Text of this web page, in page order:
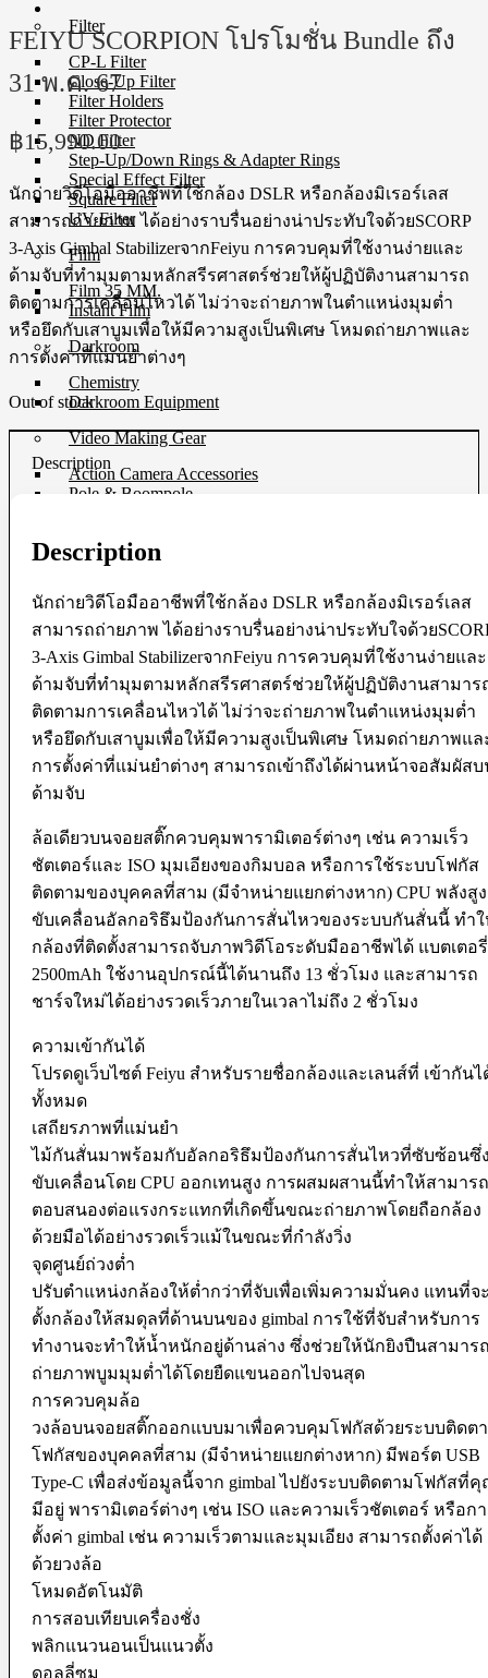
Filter
CP-L Filter
Close-Up Filter
Filter Holders
Filter Protector
ND Filter
Step-Up/Down Rings & Adapter Rings
Special Effect Filter
Square Filter
UV Filter
Film
Film 35 MM.
Instant Film
Darkroom
Chemistry
Darkroom Equipment
Video Making Gear
Action Camera Accessories
Pole & Boompole
Dollies
Drone Accessories
Gimbals & Accessories
Headphone
Live Streaming Device
Matte Boxes & Accessories
MIC Cable
Mic & Audio Adapter
Microphone
Mixer
Parallax
Rigs
Smartphone Clamp
Voice Recorder
Windbuster & Wind Screen
Wireless Microphone
Flash & Light
Continue Light
Flash
Ringlight
Studio Light
Studio House Equipment
Background
Barndoors
Color Gel Filter
Clamp
Copy Stands
Reflectors
Softboxes
Stand
Studio House Accessories
TTL Cords
Trigger
Umbrellas
Bag & Case
Bag Accessories
Bag Compartment
Backpacks
Fit Case
Holster Cases
Lens Case
Pouch Bag
Roller Bag
Rain Protection
Shoulder Bag
Sling Bags
Tote Bag
Wet Bag
Waterproof Bags
Waterproof Cases
Waist Bag
FEIYU SCORPION โปรโมชั่น Bundle ถึง
31 พ.ค. 67
฿15,990.00
นักถ่ายวิดีโอมืออาชีพที่ใช้กล้อง DSLR หรือกล้องมิเรอร์เลส
สามารถถ่ายภาพ ได้อย่างราบรื่นอย่างน่าประทับใจด้วยSCORP
3-Axis Gimbal StabilizerจากFeiyu การควบคุมที่ใช้งานง่ายและ
ด้ามจับที่ทำมุมตามหลักสรีรศาสตร์ช่วยให้ผู้ปฏิบัติงานสามารถ
ติดตามการเคลื่อนไหวได้ ไม่ว่าจะถ่ายภาพในตำแหน่งมุมต่ำ
หรือยึดกับเสาบูมเพื่อให้มีความสูงเป็นพิเศษ โหมดถ่ายภาพและ
การตั้งค่าที่แม่นยำต่างๆ
Out of stock
Description
Description
นักถ่ายวิดีโอมืออาชีพที่ใช้กล้อง DSLR หรือกล้องมิเรอร์เลส
สามารถถ่ายภาพ ได้อย่างราบรื่นอย่างน่าประทับใจด้วย
3-Axis Gimbal StabilizerจากFeiyu การควบคุมที่ใช้งานง่ายและ
ด้ามจับที่ทำมุมตามหลักสรีรศาสตร์ช่วยให้ผู้ปฏิบัติงานสามาร
ติดตามการเคลื่อนไหวได้ ไม่ว่าจะถ่ายภาพในตำแหน่งมุมต่ำ
หรือยึดกับเสาบูมเพื่อให้มีความสูงเป็นพิเศษ โหมดถ่ายภาพแล
การตั้งค่าที่แม่นยำต่างๆ สามารถเข้าถึงได้ผ่านหน้าจอสัมผัส
ด้ามจับ
ล้อเดียวบนจอยสติ๊กควบคุมพารามิเตอร์ต่างๆ เช่น ความเร็ว
ชัตเตอร์และ ISO มุมเอียงของกิมบอล หรือการใช้ระบบโฟกัส
ติดตามของบุคคลที่สาม (มีจำหน่ายแยกต่างหาก) CPU พลังสูง
ขับเคลื่อนอัลกอริธึมป้องกันการสั่นไหวของระบบกันสั่นนี้ ทำ
กล้องที่ติดตั้งสามารถจับภาพวิดีโอระดับมืออาชีพได้ แบตเตอรี่
2500mAh ใช้งานอุปกรณ์นี้ได้นานถึง 13 ชั่วโมง และสามารถ
ชาร์จใหม่ได้อย่างรวดเร็วภายในเวลาไม่ถึง 2 ชั่วโมง
ความเข้ากันได้
โปรดดูเว็บไซต์ Feiyu สำหรับรายชื่อกล้องและเลนส์ที่ เข้ากันไ
ทั้งหมด
เสถียรภาพที่แม่นยำ
ไม้กันสั่นมาพร้อมกับอัลกอริธึมป้องกันการสั่นไหวที่ซับซ้อนซึ่
ขับเคลื่อนโดย CPU ออกเทนสูง การผสมผสานนี้ทำให้สามารถ
ตอบสนองต่อแรงกระแทกที่เกิดขึ้นขณะถ่ายภาพโดยถือกล้อง
ด้วยมือได้อย่างรวดเร็วแม้ในขณะที่กำลังวิ่ง
จุดศูนย์ถ่วงต่ำ
ปรับตำแหน่งกล้องให้ต่ำกว่าที่จับเพื่อเพิ่มความมั่นคง แทนที่จ
ตั้งกล้องให้สมดุลที่ด้านบนของ gimbal การใช้ที่จับสำหรับการ
ทำงานจะทำให้น้ำหนักอยู่ด้านล่าง ซึ่งช่วยให้นักยิงปืนสามาร
ถ่ายภาพบูมมุมต่ำได้โดยยืดแขนออกไปจนสุด
การควบคุมล้อ
วงล้อบนจอยสติ๊กออกแบบมาเพื่อควบคุมโฟกัสด้วยระบบติดต
โฟกัสของบุคคลที่สาม (มีจำหน่ายแยกต่างหาก) มีพอร์ต USB
Type-C เพื่อส่งข้อมูลนี้จาก gimbal ไปยังระบบติดตามโฟกัสที่
มีอยู่ พารามิเตอร์ต่างๆ เช่น ISO และความเร็วชัตเตอร์ หรือก
ตั้งค่า gimbal เช่น ความเร็วตามและมุมเอียง สามารถตั้งค่าได้
ด้วยวงล้อ
โหมดอัตโนมัติ
การสอบเทียบเครื่องชั่ง
พลิกแนวนอนเป็นแนวตั้ง
ดอลลี่ซูม